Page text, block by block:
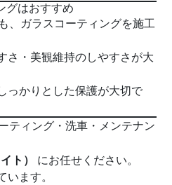
グはおすすめ
、ガラスコーティングを施工
さ・美観維持のしやすさが大
っかりとした保護が大切で
ティング・洗車・メンテナン
ト）
にお任せください。
います。